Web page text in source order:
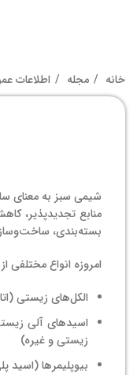
خانه مجله اطلاعات
شیمی سبز به معنای
منابع تجدیدپذیر،
بسته‌بندی،
امروزه انواع مختلفی
الکل‌های زیستی
اسیدهای آلی
زیستی و غیره)
بیوپلیمرها (اسید